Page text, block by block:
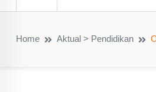
Home Aktual > Pendidikan